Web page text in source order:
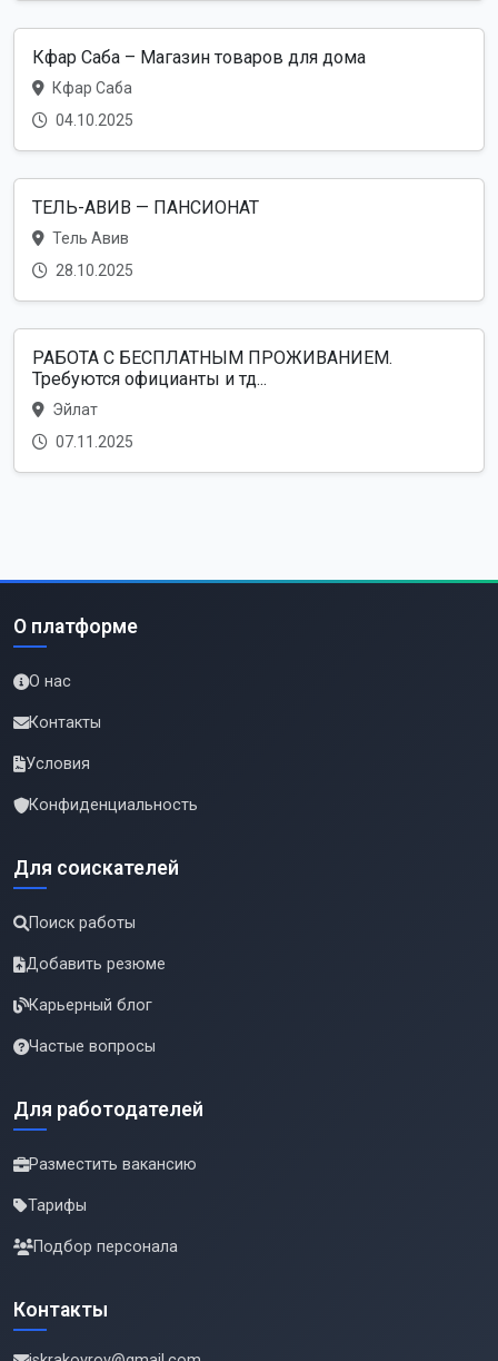
Кфар Саба – Магазин товаров для дома
Кфар Саба
04.10.2025
ТЕЛЬ-АВИВ — ПАНСИОНАТ
Тель Авив
28.10.2025
РАБОТА С БЕСПЛАТНЫМ ПРОЖИВАНИЕМ.
Требуются официанты и тд...
Эйлат
07.11.2025
О платформе
О нас
Контакты
Условия
Конфиденциальность
Для соискателей
Поиск работы
Добавить резюме
Карьерный блог
Частые вопросы
Для работодателей
Разместить вакансию
Тарифы
Подбор персонала
Контакты